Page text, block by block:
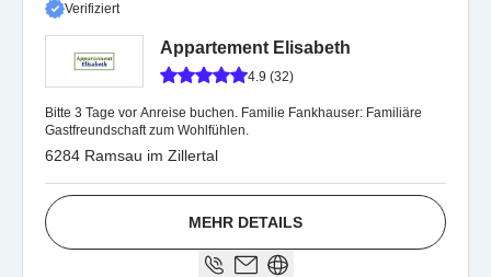
Verifiziert
Appartement Elisabeth
4.9 (32)
Bitte 3 Tage vor Anreise buchen. Familie Fankhauser: Familiäre
Gastfreundschaft zum Wohlfühlen.
6284 Ramsau im Zillertal
MEHR DETAILS